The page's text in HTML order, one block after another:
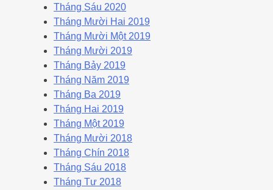
Tháng Sáu 2020
Tháng Mười Hai 2019
Tháng Mười Một 2019
Tháng Mười 2019
Tháng Bảy 2019
Tháng Năm 2019
Tháng Ba 2019
Tháng Hai 2019
Tháng Một 2019
Tháng Mười 2018
Tháng Chín 2018
Tháng Sáu 2018
Tháng Tư 2018